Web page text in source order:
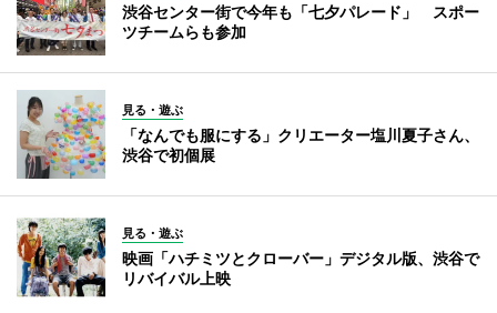
渋谷センター街で今年も「七夕パレード」 スポー
ツチームらも参加
見る・遊ぶ
「なんでも服にする」クリエーター塩川夏子さん、
渋谷で初個展
見る・遊ぶ
映画「ハチミツとクローバー」デジタル版、渋谷で
リバイバル上映